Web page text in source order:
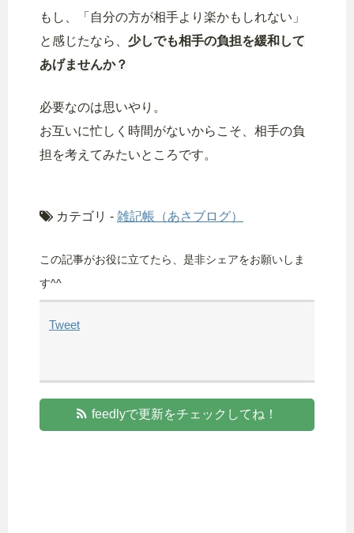
もし、「自分の方が相手より楽かもしれない」
と感じたなら、 少しでも相手の負担を緩和して
あげませんか？
必要なのは思いやり。
お互いに忙しく時間がないからこそ、相手の負
担を考えてみたいところです。
カテゴリ - 雑記帳（あさブログ）
この記事がお役に立てたら、是非シェアをお願いしま
す^^
Tweet
feedlyで更新をチェックしてね！